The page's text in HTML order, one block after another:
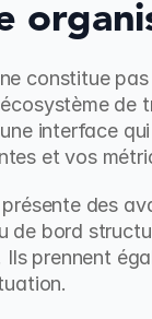
constitue
de
interface
et vos
des
de bord
prennent